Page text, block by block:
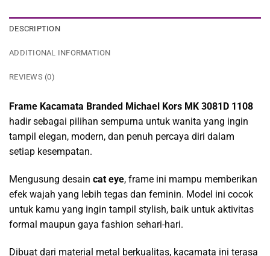
DESCRIPTION
ADDITIONAL INFORMATION
REVIEWS (0)
Frame Kacamata Branded Michael Kors MK 3081D 1108
hadir sebagai pilihan sempurna untuk wanita yang ingin
tampil elegan, modern, dan penuh percaya diri dalam
setiap kesempatan.
Mengusung desain cat eye, frame ini mampu memberikan
efek wajah yang lebih tegas dan feminin. Model ini cocok
untuk kamu yang ingin tampil stylish, baik untuk aktivitas
formal maupun gaya fashion sehari-hari.
Dibuat dari material metal berkualitas, kacamata ini terasa